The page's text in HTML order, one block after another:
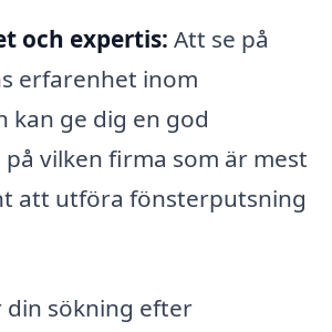
och expertis: Att se på
erfarenhet inom
kan ge dig en god
vilken firma som är mest
att utföra fönsterputsning
din sökning efter